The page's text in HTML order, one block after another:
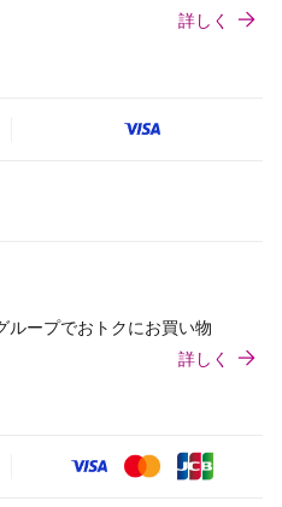
詳しく
ループでおトクにお買い物
詳しく